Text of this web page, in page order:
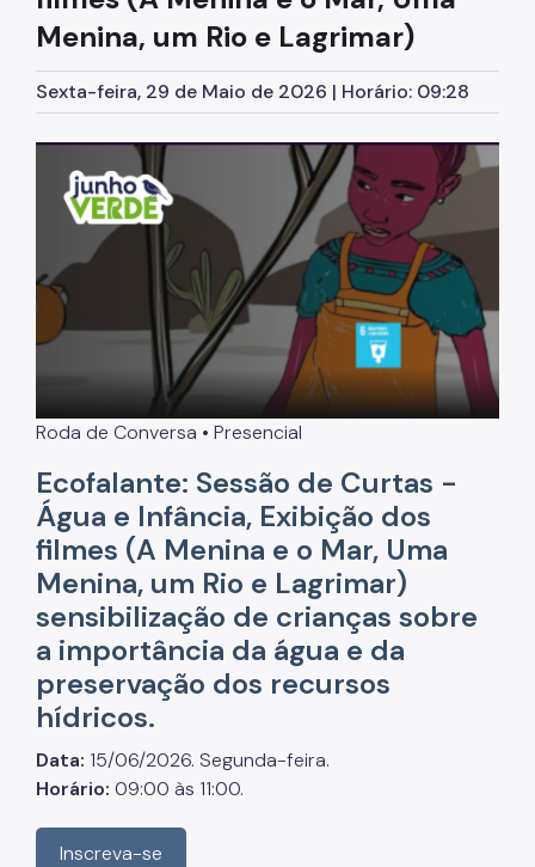
Parques Urbanos
Parques Concessionados
Unidades de Conservação
Trilha Interparques
Viveiros Municipais
Educação Ambiental UMAPAZ
Planetários
Planejamento Ambiental
Projetos Urbanos
Informações Ambientais
Licenciamento Ambiental
Licenciamento Ambiental Industrial
Heliponto
Áreas Contaminadas
Menina, um Rio e Lagrimar)
Sexta-feira, 29 de Maio de 2026 | Horário: 09:28
Roda de Conversa • Presencial
Ecofalante: Sessão de Curtas -
Água e Infância, Exibição dos
filmes (A Menina e o Mar, Uma
Menina, um Rio e Lagrimar)
sensibilização de crianças sobre
a importância da água e da
preservação dos recursos
hídricos.
Data: 15/06/2026. Segunda-feira.
Horário: 09:00 às 11:00.
Inscreva-se